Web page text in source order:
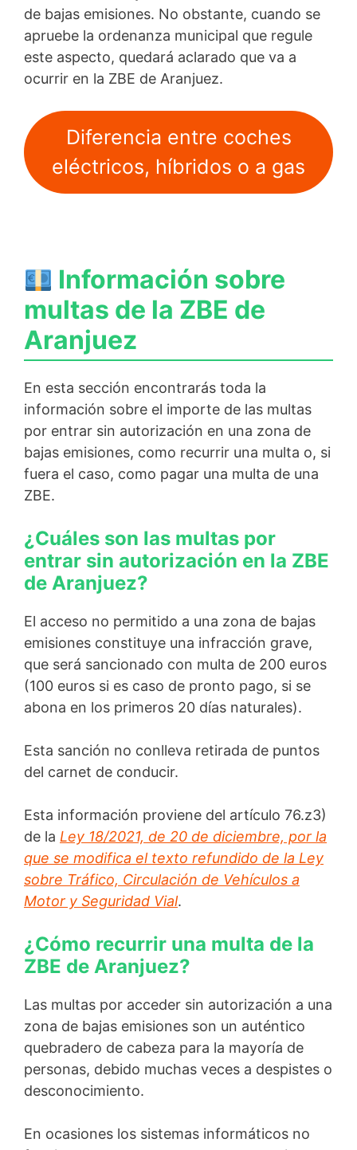
de bajas emisiones. No obstante, cuando se
apruebe la ordenanza municipal que regule
este aspecto, quedará aclarado que va a
ocurrir en la ZBE de Aranjuez.
Diferencia entre coches
eléctricos, híbridos o a gas
Información sobre
multas de la ZBE de
Aranjuez
En esta sección encontrarás toda la
información sobre el importe de las multas
por entrar sin autorización en una zona de
bajas emisiones, como recurrir una multa o, si
fuera el caso, como pagar una multa de una
ZBE.
¿Cuáles son las multas por
entrar sin autorización en la ZBE
de Aranjuez?
El acceso no permitido a una zona de bajas
emisiones constituye una infracción grave,
que será sancionado con multa de 200 euros
(100 euros si es caso de pronto pago, si se
abona en los primeros 20 días naturales).
Esta sanción no conlleva retirada de puntos
del carnet de conducir.
Esta información proviene del artículo 76.z3)
de la Ley 18/2021, de 20 de diciembre, por la
que se modifica el texto refundido de la Ley
sobre Tráfico, Circulación de Vehículos a
Motor y Seguridad Vial.
¿Cómo recurrir una multa de la
ZBE de Aranjuez?
Las multas por acceder sin autorización a una
zona de bajas emisiones son un auténtico
quebradero de cabeza para la mayoría de
personas, debido muchas veces a despistes o
desconocimiento.
En ocasiones los sistemas informáticos no